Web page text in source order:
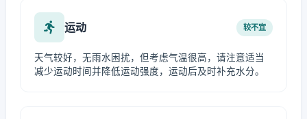
运动 较不宜
天气较好，无雨水困扰，但考虑气温很高，请注意适当
减少运动时间并降低运动强度，运动后及时补充水分。